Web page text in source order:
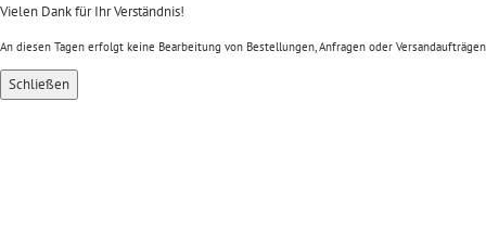
Vielen Dank für Ihr Verständnis!
An diesen Tagen erfolgt keine Bearbeitung von Bestellungen, Anfragen oder
Schließen